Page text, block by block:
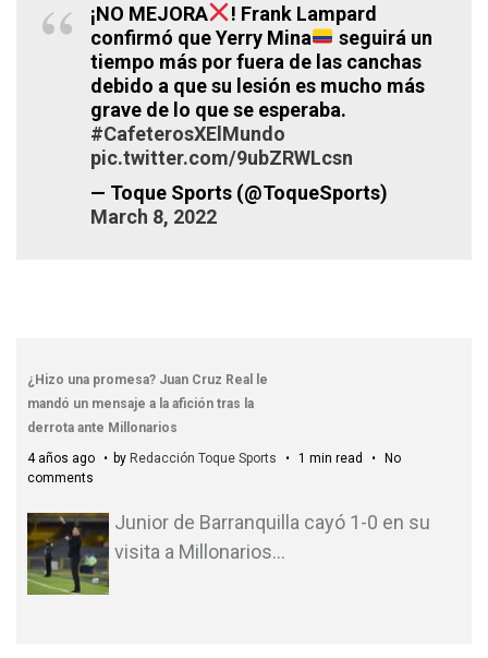
¡NO MEJORA
! Frank Lampard
confirmó que Yerry Mina
seguirá un
tiempo más por fuera de las canchas
debido a que su lesión es mucho más
grave de lo que se esperaba.
#CafeterosXElMundo
pic.twitter.com/9ubZRWLcsn
— Toque Sports (@ToqueSports)
March 8, 2022
¿Hizo una promesa? Juan Cruz Real le
mandó un mensaje a la afición tras la
derrota ante Millonarios
4 años ago
by Redacción Toque Sports 1 min read
No
comments
Junior de Barranquilla cayó 1-0 en su
visita a Millonarios…